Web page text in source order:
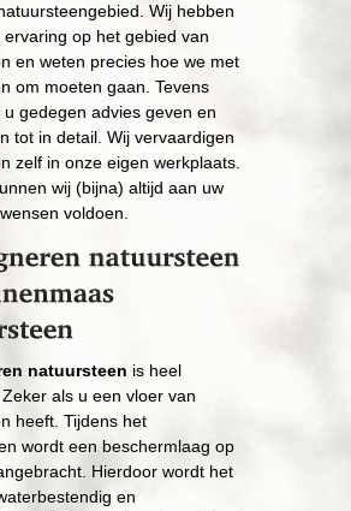
Wij hebben
ervaring op het gebied van
en weten precies hoe we met
om moeten gaan. Tevens
u gedegen advies geven en
tot in detail. Wij vervaardigen
zelf in onze eigen werkplaats.
wij (bijna) altijd aan uw
voldoen.
natuursteen is heel
als u een vloer van
heeft. Tijdens het
wordt een beschermlaag op
Hierdoor wordt het
en